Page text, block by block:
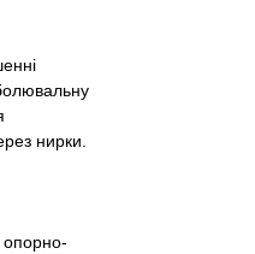
нирки.
опорно-